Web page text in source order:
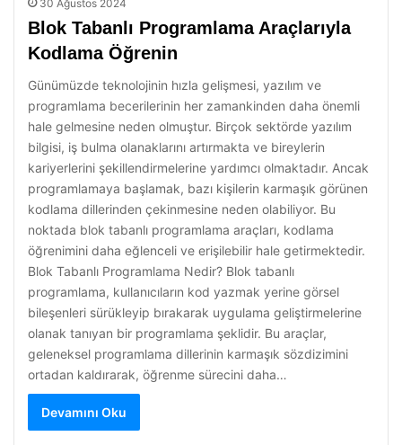
30 Ağustos 2024
Blok Tabanlı Programlama Araçlarıyla
Kodlama Öğrenin
Günümüzde teknolojinin hızla gelişmesi, yazılım ve
programlama becerilerinin her zamankinden daha önemli
hale gelmesine neden olmuştur. Birçok sektörde yazılım
bilgisi, iş bulma olanaklarını artırmakta ve bireylerin
kariyerlerini şekillendirmelerine yardımcı olmaktadır. Ancak
programlamaya başlamak, bazı kişilerin karmaşık görünen
kodlama dillerinden çekinmesine neden olabiliyor. Bu
noktada blok tabanlı programlama araçları, kodlama
öğrenimini daha eğlenceli ve erişilebilir hale getirmektedir.
Blok Tabanlı Programlama Nedir? Blok tabanlı
programlama, kullanıcıların kod yazmak yerine görsel
bileşenleri sürükleyip bırakarak uygulama geliştirmelerine
olanak tanıyan bir programlama şeklidir. Bu araçlar,
geleneksel programlama dillerinin karmaşık sözdizimini
ortadan kaldırarak, öğrenme sürecini daha…
Devamını Oku